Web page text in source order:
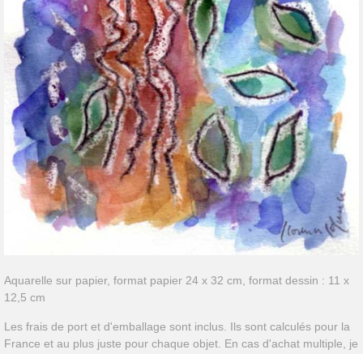
Aquarelle sur papier, format papier 24 x 32 cm, format dessin : 11 x
12,5 cm
Les frais de port et d'emballage sont inclus. Ils sont calculés pour la
France et au plus juste pour chaque objet. En cas d'achat multiple, je